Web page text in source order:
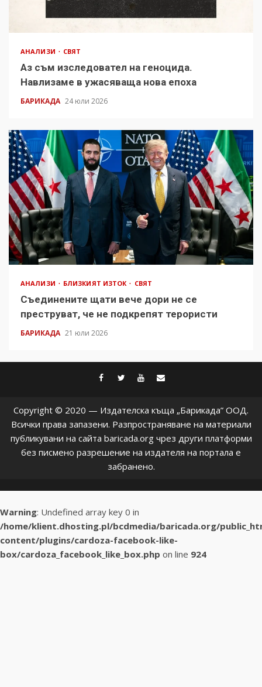
АНАЛИЗИ СВЯТ
Аз съм изследовател на геноцида.
Навлизаме в ужасяваща нова епоха
БАРИКАДА 24 юли 2026
АНАЛИЗИ БЛИЗКИЯТ ИЗТОК СВЯТ
Съединените щати вече дори не се
преструват, че не подкрепят терористи
БАРИКАДА 21 юли 2026
facebook
twitter
youtube
Copyright © 2020 — Издателска къща „Барикада” ООД.
Всички права запазени. Разпространяване на материали
публикувани на сайта baricada.org чрез други платформи
без писмено разрешение на издателя на портала е
забранено.
Warning: Undefined array key 0 in
/home/klient.dhosting.pl/bcdmedia/baricada.org/
content/plugins/cardoza-facebook-like-
box/cardoza_facebook_like_box.php on line 924